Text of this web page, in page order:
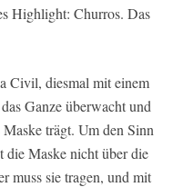
Highlight: Churros. Das
Civil, diesmal mit einem
Ganze überwacht und
trägt. Um den Sinn
Maske nicht über die
muss sie tragen, und mit